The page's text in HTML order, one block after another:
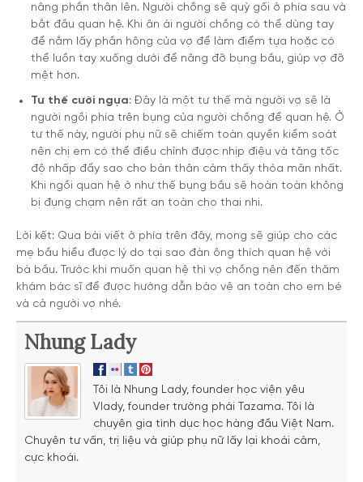
nâng phần thân lên. Người chồng sẽ quỳ gối ở phía sau và
bắt đầu quan hệ. Khi ân ái người chồng có thể dùng tay
để nắm lấy phần hông của vợ để làm điểm tựa hoặc có
thể luồn tay xuống dưới để nâng đỡ bụng bầu, giúp vợ đỡ
mệt hơn.
Tư thế cưỡi ngựa: Đây là một tư thế mà người vợ sẽ là
người ngồi phía trên bụng của người chồng để quan hệ. Ở
tư thế này, người phụ nữ sẽ chiếm toàn quyền kiểm soát
nên chị em có thể điều chỉnh được nhịp điệu và tăng tốc
độ nhấp đẩy sao cho bản thân cảm thấy thỏa mãn nhất.
Khi ngồi quan hệ ở như thế bụng bầu sẽ hoàn toàn không
bị đụng chạm nên rất an toàn cho thai nhi.
Lời kết: Qua bài viết ở phía trên đây, mong sẽ giúp cho các
mẹ bầu hiểu được lý do tại sao đàn ông thích quan hệ với
bà bầu. Trước khi muốn quan hệ thì vợ chồng nên đến thăm
khám bác sĩ để được hướng dẫn bảo vệ an toàn cho em bé
và cả người vợ nhé.
Nhung Lady
Tôi là Nhung Lady, founder học viện yêu
Vlady, founder trường phái Tazama. Tôi là
chuyên gia tình dục học hàng đầu Việt Nam.
Chuyên tư vấn, trị liệu và giúp phụ nữ lấy lại khoái cảm,
cực khoái.